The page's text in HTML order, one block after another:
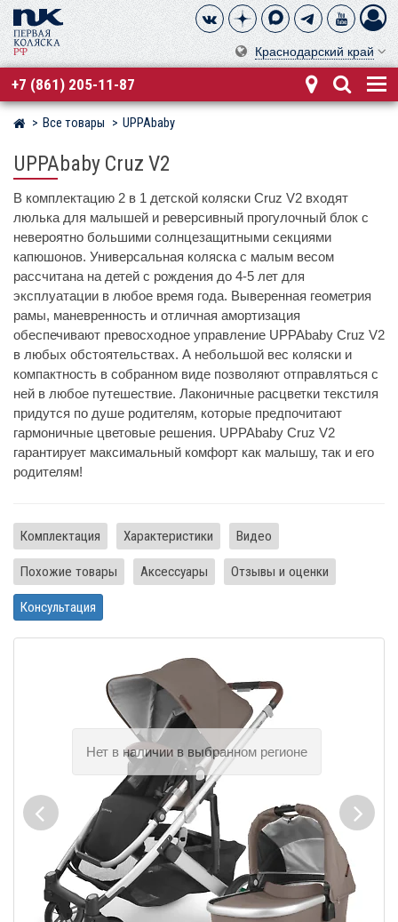
Краснодарский край
+7 (861) 205-11-87
Магазин детских колясок
Все товары UPPAbaby
UPPAbaby Cruz V2
В комплектацию 2 в 1 детской коляски Cruz V2 входят
люлька для малышей и реверсивный прогулочный блок с
невероятно большими солнцезащитными секциями
капюшонов. Универсальная коляска с малым весом
рассчитана на детей с рождения до 4-5 лет для
эксплуатации в любое время года. Выверенная геометрия
рамы, маневренность и отличная амортизация
обеспечивают превосходное управление UPPAbaby Cruz V2
в любых обстоятельствах. А небольшой вес коляски и
компактность в собранном виде позволяют отправляться с
ней в любое путешествие. Лаконичные расцветки текстиля
придутся по душе родителям, которые предпочитают
гармоничные цветовые решения. UPPAbaby Cruz V2
гарантирует максимальный комфорт как малышу, так и его
родителям!
Комплектация Характеристики Видео
Похожие товары Аксессуары Отзывы и оценки
Консультация